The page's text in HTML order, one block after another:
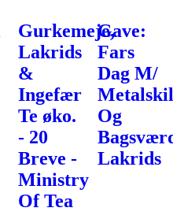
Gurkemeje,
Lakrids
&
Ingefær
Te øko.
- 20
Breve -
Ministry
Of Tea
Gave:
Fars
Dag M/
Og
Lakrids